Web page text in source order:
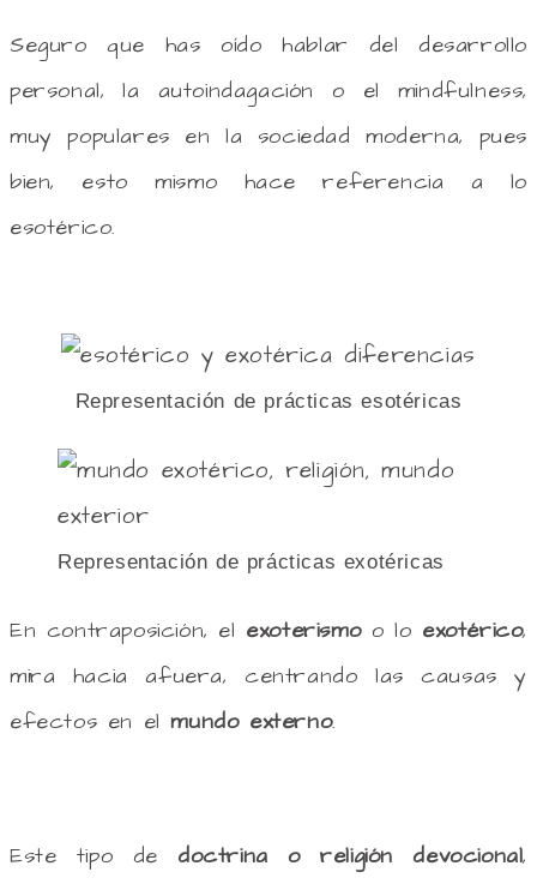
Seguro que has oído hablar del desarrollo
personal, la autoindagación o el mindfulness,
muy populares en la sociedad moderna, pues
bien, esto mismo hace referencia a lo
esotérico.
Representación de prácticas esotéricas
Representación de prácticas exotéricas
En contraposición, el exoterismo o lo exotérico,
mira hacia afuera, centrando las causas y
efectos en elmundo externo.
Este tipo de doctrina o religión devocional,